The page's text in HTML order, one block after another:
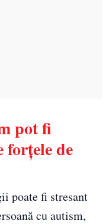
pot fi
forțele de
poate fi stresant
cu autism,